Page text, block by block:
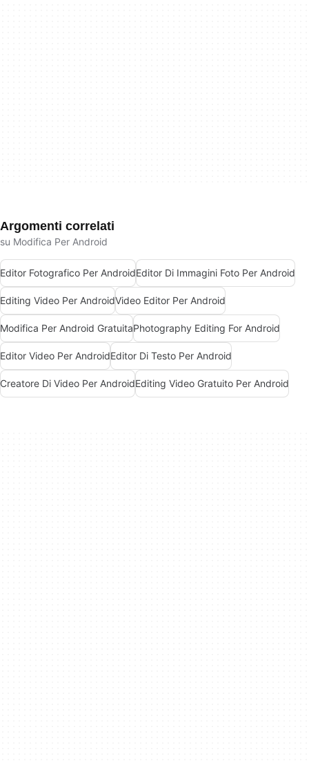
Argomenti correlati
su Modifica Per Android
Editor Fotografico Per AndroidEditor Di Immagini Foto Per Android
Editing Video Per AndroidVideo Editor Per Android
Modifica Per Android GratuitaPhotography Editing For Android
Editor Video Per AndroidEditor Di Testo Per Android
Creatore Di Video Per AndroidEditing Video Gratuito Per Android